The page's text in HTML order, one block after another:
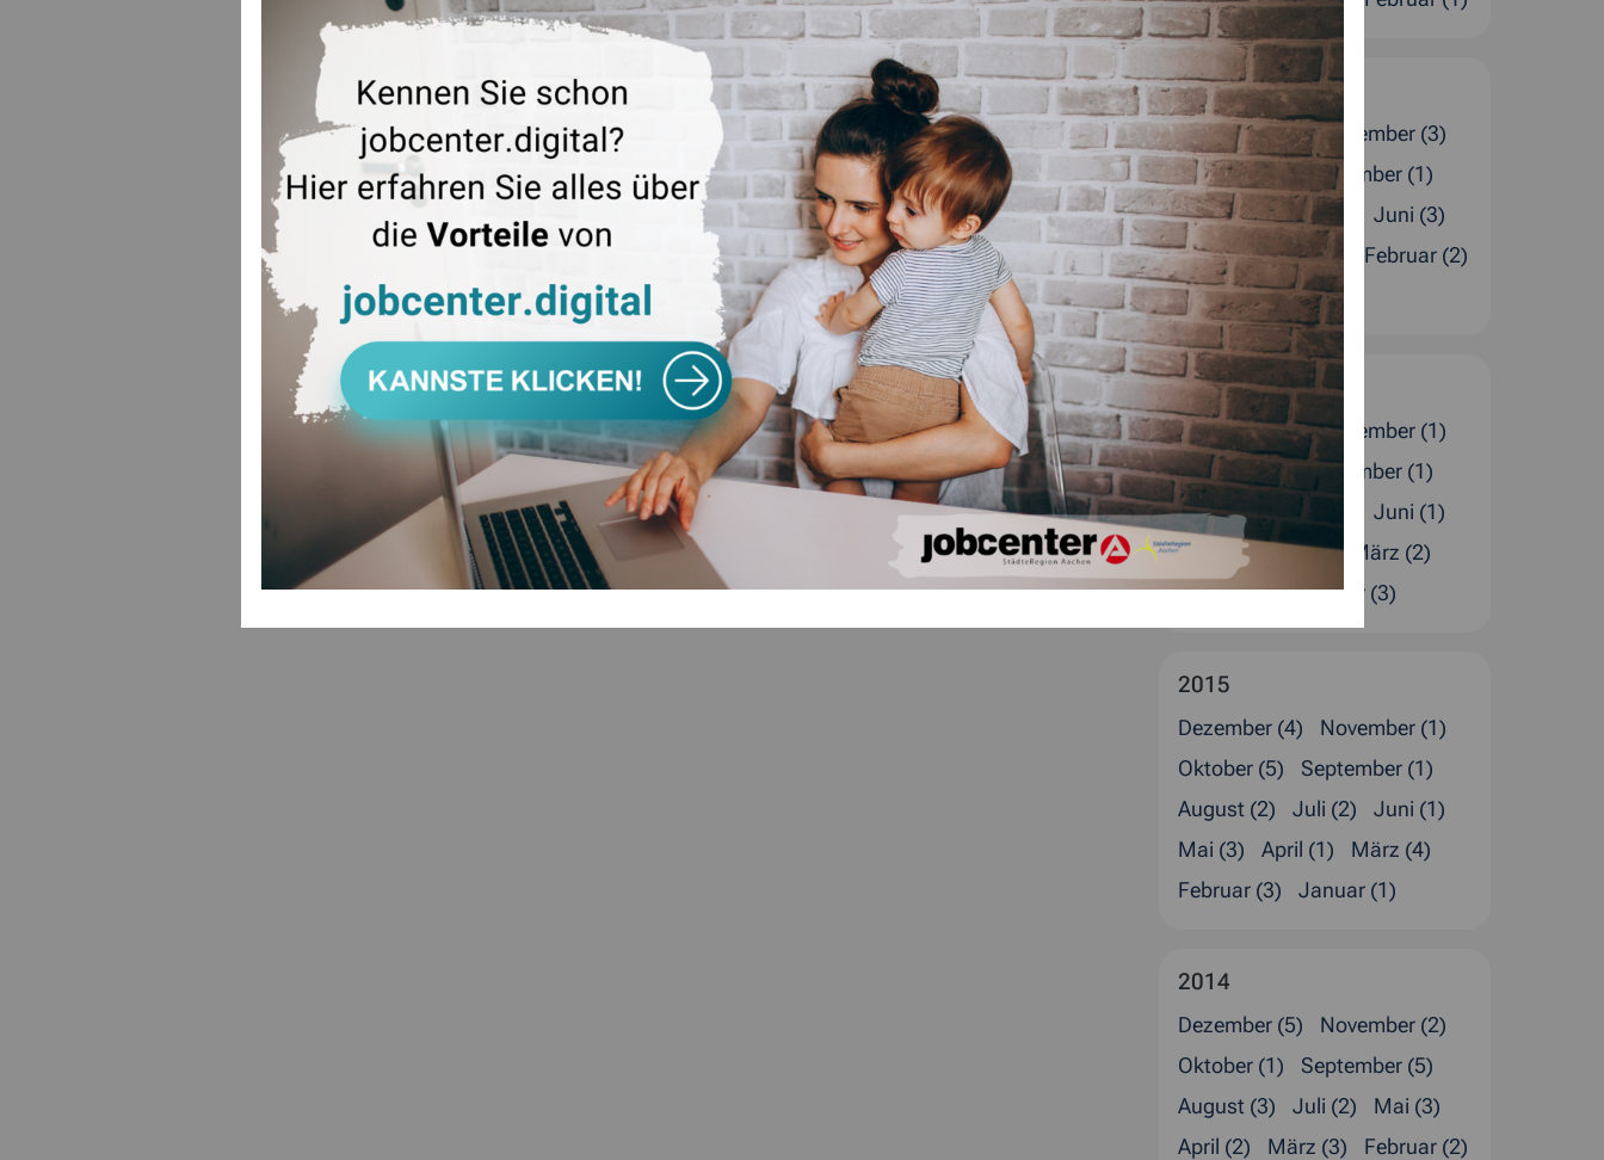
2017
Dezember (4)
November (3)
Oktober (2)
September (1)
August (1)
Juli (4)
Juni (3)
April (2)
März (1)
Februar (2)
Januar (4)
2016
Dezember (5)
November (1)
Oktober (1)
September (1)
August (4)
Juli (2)
Juni (1)
Mai (1)
April (4)
März (2)
Februar (4)
Januar (3)
2015
Dezember (4)
November (1)
Oktober (5)
September (1)
August (2)
Juli (2)
Juni (1)
Mai (3)
April (1)
März (4)
Februar (3)
Januar (1)
2014
Dezember (5)
November (2)
Oktober (1)
September (5)
August (3)
Juli (2)
Mai (3)
April (2)
März (3)
Februar (2)